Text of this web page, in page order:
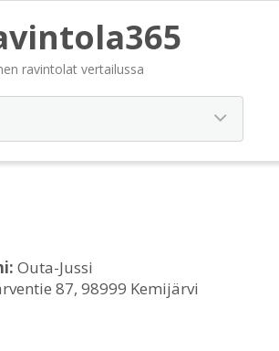
ravintolat vertailussa
Outa-Jussi
87, 98999 Kemijärvi